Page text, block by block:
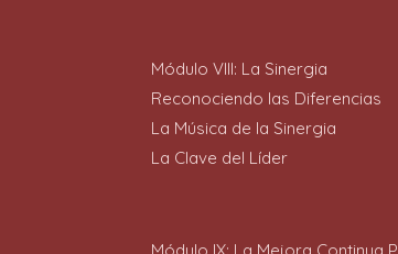
Módulo VIII: La Sinergia
Reconociendo las Diferencias
La Música de la Sinergia
La Clave del Líder